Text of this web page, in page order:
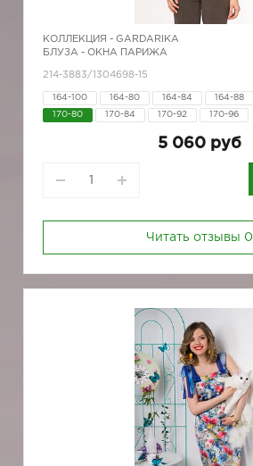
КОЛЛЕКЦИЯ - GARDARIKA
БЛУЗА - ОКНА ПАРИЖА
214-3883/1304698-15
164-100 164-80 164-84 164-88
170-80 170-84 170-92 170-96
5 060 руб
Читать отзывы 0